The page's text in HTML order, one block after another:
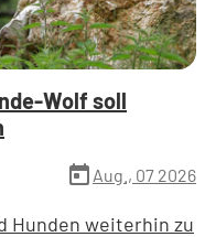
Wolf soll
today Aug., 07 2026
Hunden weiterhin zu